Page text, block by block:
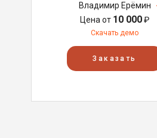
Владимир Ерёмин
Цена от 10 000₽
Скачать демо
Заказать